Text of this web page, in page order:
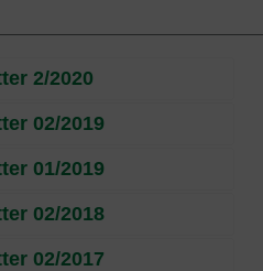
2/2020
02/2019
01/2019
02/2018
02/2017